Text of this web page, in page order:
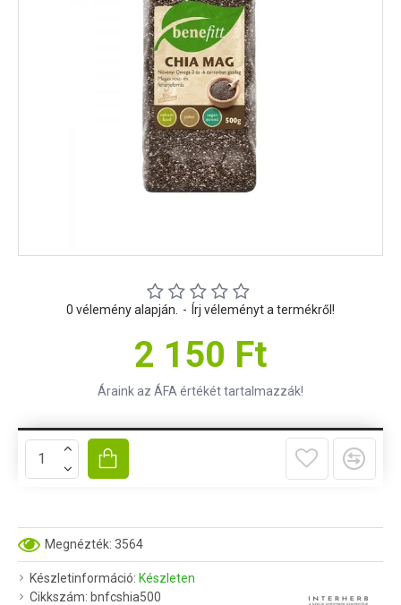
Készletinformáció: Készleten
Cikkszám: bnfcshia500
Megnézték: 3564
0 vélemény alapján. - Írj véleményt a termékről!
2 150 Ft
Áraink az ÁFA értékét tartalmazzák!